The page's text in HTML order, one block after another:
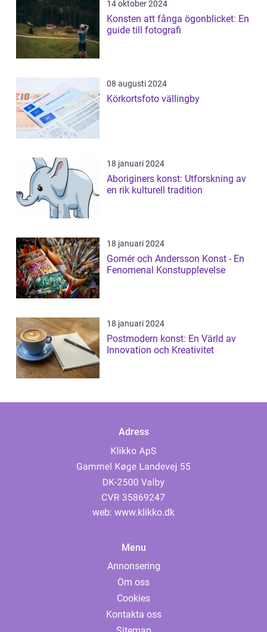
14 oktober 2024
Konsten att fånga ögonblicket: En
guide till fotografi
08 augusti 2024
Körkortsfoto vällingby
18 januari 2024
Aboriginers konst: Utforskning av
en rik kulturell tradition
18 januari 2024
Gomér och Andersson Konst - En
Fenomenal Konstupplevelse
18 januari 2024
Postmodern konst: En Värld av
Innovation och Kreativitet
Adress
web: www.klikko.dk
Menu
Annonsering
Om oss
Cookies
Kontakta oss